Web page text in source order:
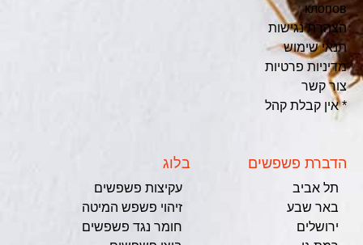
клопов
הצהרת נגישות
תנאי שימוש
מדיניות פרטיות
צור קשר
* אין קבלת קהל
הדברת פשפשים
תל אביב
באר שבע
ירושלים
בלוג
עקיצות פשפשים
זיהוי פשפש המיטה
חומר נגד פשפשים